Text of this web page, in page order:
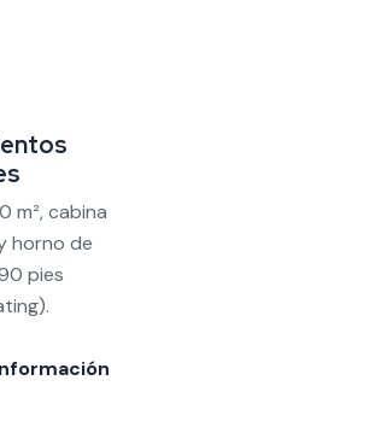
m², cabina
horno de
pies